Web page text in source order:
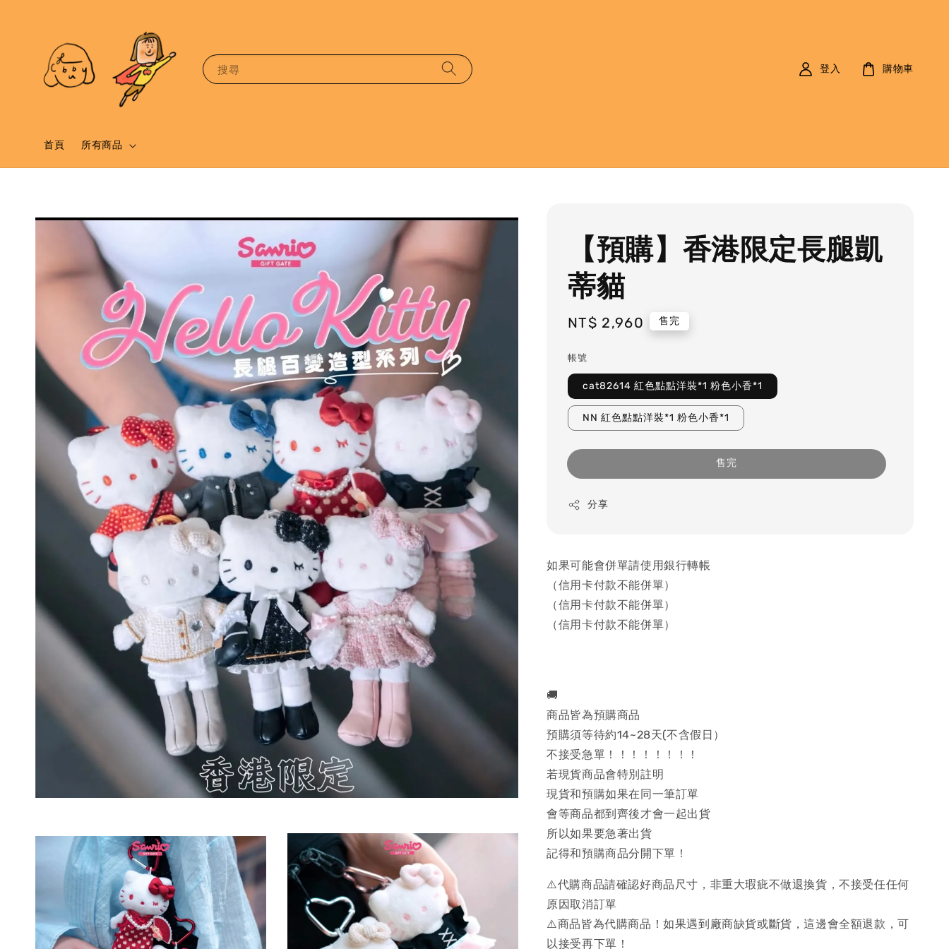
搜尋
首頁 所有商品
登入 購物車
【預購】香港限定長腿凱
蒂貓
Regular
NT$ 2,960 售完
帳號
cat82614 紅色點點洋裝*1 粉色小香*1
NN 紅色點點洋裝*1 粉色小香*1
售完
分享
如果可能會併單請使用銀行轉帳
（信用卡付款不能併單）
（信用卡付款不能併單）
（信用卡付款不能併單）
🚚
商品皆為預購商品
預購須等待約14~28天(不含假日）
不接受急單！！！！！！！！
若現貨商品會特別註明
現貨和預購如果在同一筆訂單
會等商品都到齊後才會一起出貨
所以如果要急著出貨
記得和預購商品分開下單！
⚠️代購商品請確認好商品尺寸，非重大瑕疵不做退換貨，不接受任任何
原因取消訂單
⚠️商品皆為代購商品！如果遇到廠商缺貨或斷貨，這邊會全額退款，可
以接受再下單！